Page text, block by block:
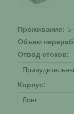
Проживание: 5
Объем
Отвод стоков:
Корпус:
Лонг